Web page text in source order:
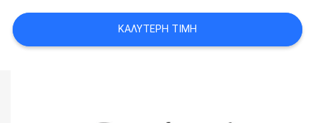
LINE
ΚΑΛΎΤΕΡΗ ΤΙΜΉ